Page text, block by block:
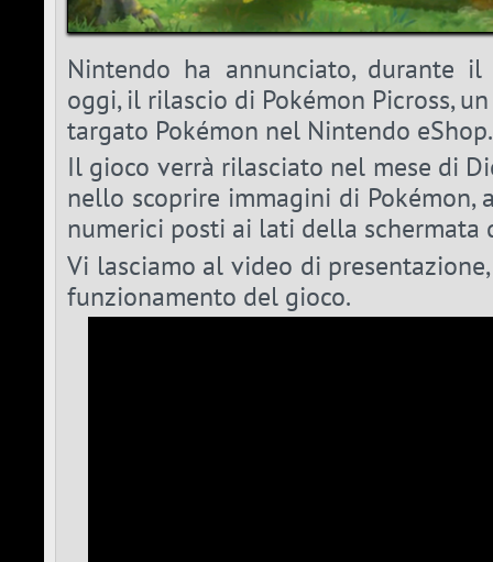
Nintendo ha annunciato, durante
oggi, il rilascio di Pokémon Picross,
targato Pokémon nel Nintendo eShop.
Il gioco verrà rilasciato nel mese di
nello scoprire immagini di Pokémon,
numerici posti ai lati della schermata
Vi lasciamo al video di
funzionamento del gioco.